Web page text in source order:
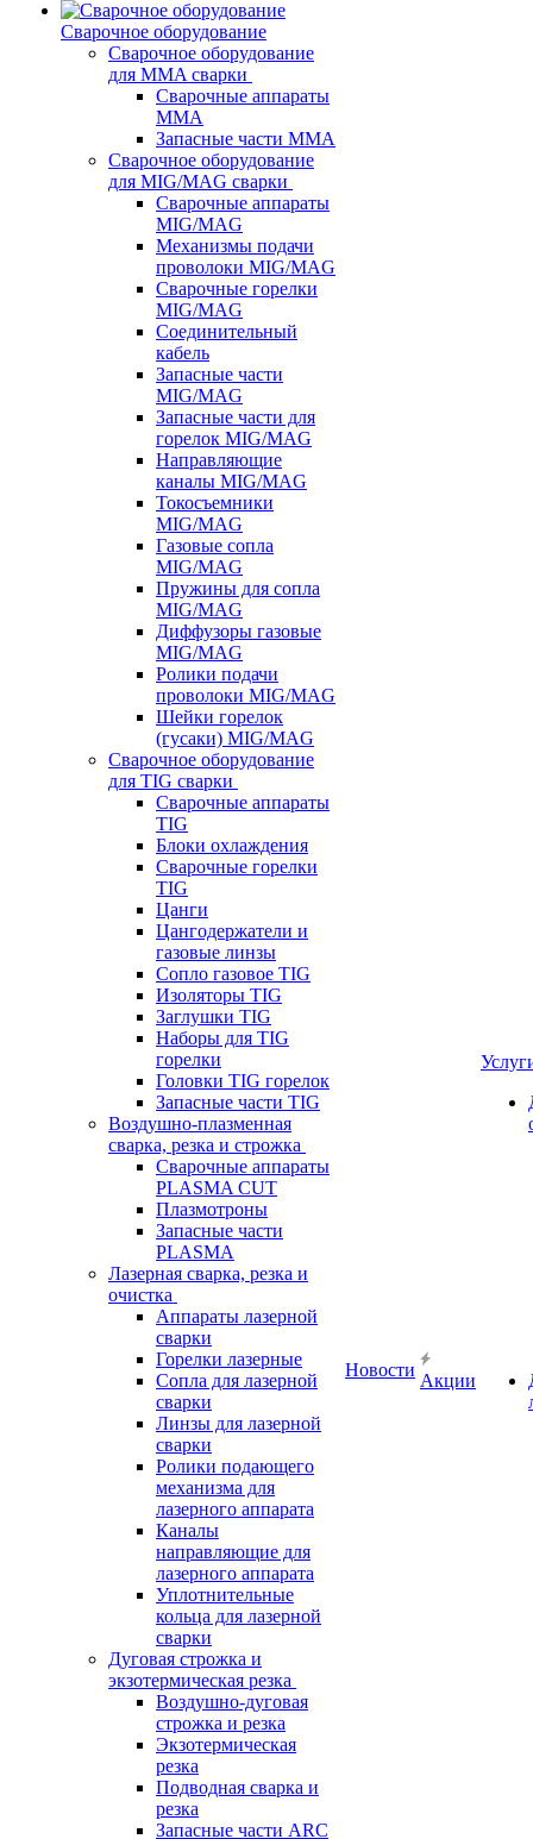
Сварочное оборудование
Сварочное оборудование
для MMA сварки
Сварочные аппараты
MMA
Запасные части MMA
Сварочное оборудование
для MIG/MAG сварки
Сварочные аппараты
MIG/MAG
Механизмы подачи
проволоки MIG/MAG
Сварочные горелки
MIG/MAG
Соединительный
кабель
Запасные части
MIG/MAG
Запасные части для
горелок MIG/MAG
Направляющие
каналы MIG/MAG
Токосъемники
MIG/MAG
Газовые сопла
MIG/MAG
Пружины для сопла
MIG/MAG
Диффузоры газовые
MIG/MAG
Ролики подачи
проволоки MIG/MAG
Шейки горелок
(гусаки) MIG/MAG
Сварочное оборудование
для TIG сварки
Сварочные аппараты
TIG
Блоки охлаждения
Сварочные горелки
TIG
Цанги
Цангодержатели и
газовые линзы
Сопло газовое TIG
Изоляторы TIG
Заглушки TIG
Наборы для TIG
горелки
Головки TIG горелок
Запасные части TIG
Воздушно-плазменная
сварка, резка и строжка
Сварочные аппараты
PLASMA CUT
Плазмотроны
Запасные части
PLASMA
Лазерная сварка, резка и
очистка
Аппараты лазерной
сварки
Горелки лазерные
Сопла для лазерной
сварки
Линзы для лазерной
сварки
Ролики подающего
механизма для
лазерного аппарата
Каналы
направляющие для
лазерного аппарата
Уплотнительные
кольца для лазерной
сварки
Дуговая строжка и
экзотермическая резка
Воздушно-дуговая
строжка и резка
Экзотермическая
резка
Подводная сварка и
резка
Запасные части ARC
Новости
Акции